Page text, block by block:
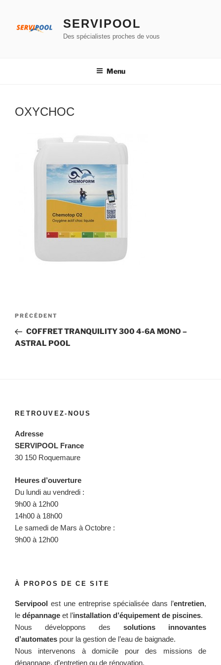
contenu
SERVIPOOL
Des spécialistes proches de vous
Menu
OXYCHOC
Navigation
l’article
Article
précédent
PRÉCÉDENT
COFFRET TRANQUILITY 300 4-6A MONO –
ASTRAL POOL
RETROUVEZ-NOUS
Adresse
SERVIPOOL France
30 150 Roquemaure
Heures d’ouverture
Du lundi au vendredi :
9h00 à 12h00
14h00 à 18h00
Le samedi de Mars à Octobre :
9h00 à 12h00
À PROPOS DE CE SITE
Servipool est une entreprise spécialisée dans l’entretien,
le dépannage et l’installation d’équipement de piscines.
Nous développons des solutions innovantes
d’automates pour la gestion de l’eau de baignade.
Nous intervenons à domicile pour des missions de
dépannage, d’entretien ou de rénovation.